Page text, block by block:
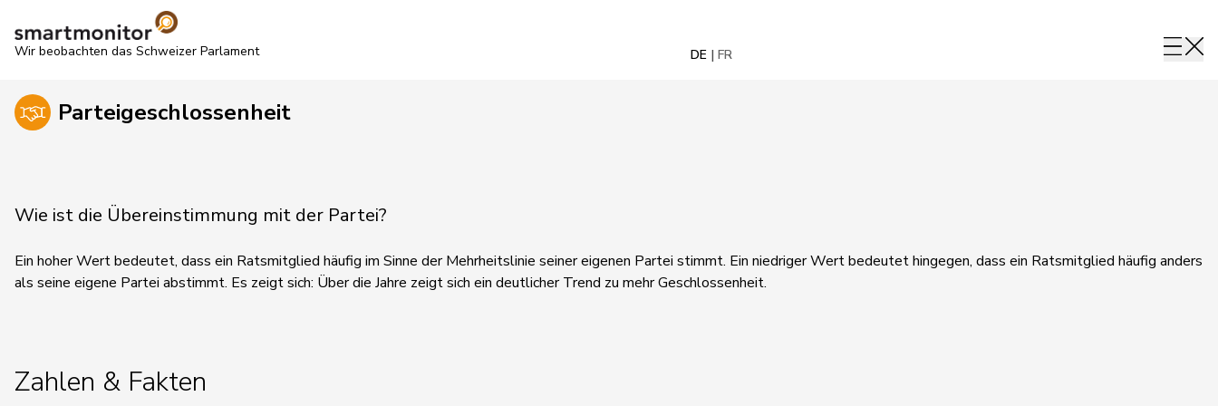
Wir beobachten das Schweizer Parlament DE FR
Parteigeschlossenheit
Wie ist die Übereinstimmung mit der Partei?
Ein hoher Wert bedeutet, dass ein Ratsmitglied häufig im Sinne der Mehrheitslinie seiner eigenen Partei stimmt. Ein niedriger Wert bedeutet hingegen, dass ein Ratsmitglied häufig anders
als seine eigene Partei abstimmt. Es zeigt sich: Über die Jahre zeigt sich ein deutlicher Trend zu mehr Geschlossenheit.
Zahlen & Fakten